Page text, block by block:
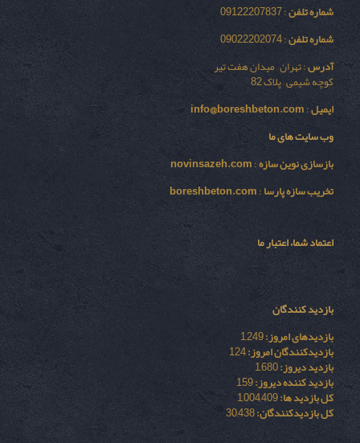
شماره تلفن: 09122207837
شماره تلفن: 09022202074
آدرس: تهران – میدان هفت تیر
کوچه شیمی – پلاک 82
ایمیل:
info@boreshbeton.com
وب سایت های ما
بازسازی نوين سازه:
novinsazeh.com
تخریب سازه پارسا:
boreshbeton.com
اعتماد شما، اعتبار ما
بازدید کنندگان
بازدیدهای امروز:1,249
بازدیدکنندگان امروز:124
بازدید دیروز:1,680
بازدید کننده دیروز:159
کل بازدید ها:1,004,409
کل بازدیدکنند‌گان:30,438